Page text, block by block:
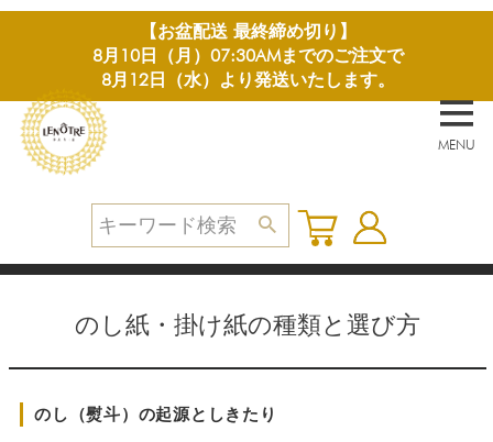
【お盆配送 最終締め切り】
8月10日（月）07:30AMまでのご注文で
8月12日（水）より発送いたします。
MENU
のし紙・掛け紙の種類と選び方
のし（熨斗）の起源としきたり